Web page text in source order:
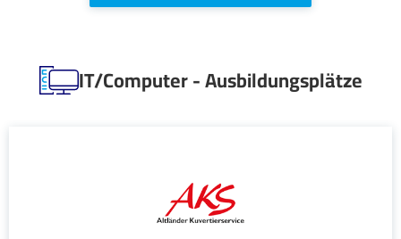
IT/Computer - Ausbildungsplätze